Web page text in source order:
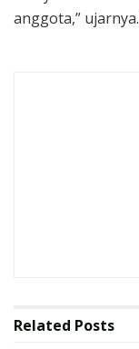
anggota,” ujarnya.
Related Posts